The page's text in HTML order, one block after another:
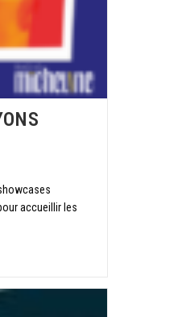
accueillir les